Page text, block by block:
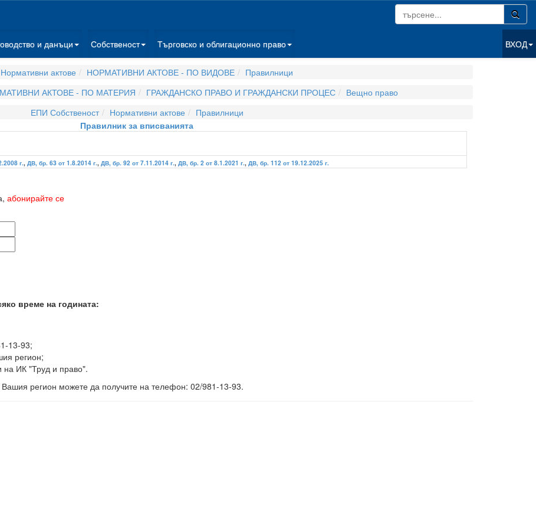
и данъци Собственост Търговско и облигационно право ВХОД
актове НОРМАТИВНИ АКТОВЕ - ПО ВИДОВЕ
Правилници
АКТОВЕ - ПО МАТЕРИЯ ГРАЖДАНСКО ПРАВО И ГРАЖДАНСКИ ПРОЦЕС
Вещно право
ЕПИ Собственост
Нормативни актове
Правилници
Правилник за вписванията
г., ДВ, бр. 63 от 1.8.2014 г., ДВ, бр. 92 от 7.11.2014 г., ДВ, бр. 2 от 8.1.2021 г., ДВ, бр. 112 от 19.12.2025 г.
абонирайте се
време на годината:
13-93;
регион;
на ИК "Труд и право".
регион можете да получите на телефон: 02/981-13-93.